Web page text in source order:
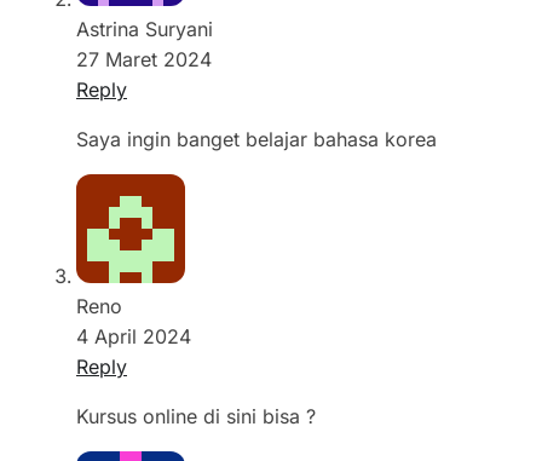
Astrina Suryani
27 Maret 2024
Reply
Saya ingin banget belajar bahasa korea
Reno
4 April 2024
Reply
Kursus online di sini bisa ?